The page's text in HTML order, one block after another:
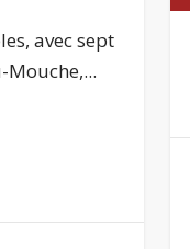
avec sept
Mouche,...